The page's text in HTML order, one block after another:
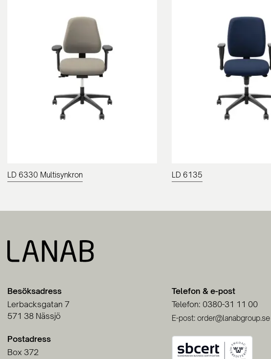
LD 6330 Multisynkron LD 6135
Besöksadress
Lerbacksgatan 7
571 38 Nässjö
Postadress
Box 372
Telefon & e-post
Telefon: 0380-31 11 00
E-post: order@lanabgroup.se